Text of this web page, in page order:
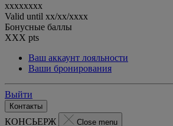
xxxxxxxx
Valid until xx/xx/xxxx
Бонусные баллы
XXX pts
Ваш аккаунт лояльности
Ваши бронирования
Выйти
Контакты
КОНСЬЕРЖ Close menu